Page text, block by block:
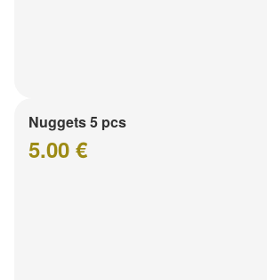
Nuggets 5 pcs
5.00 €